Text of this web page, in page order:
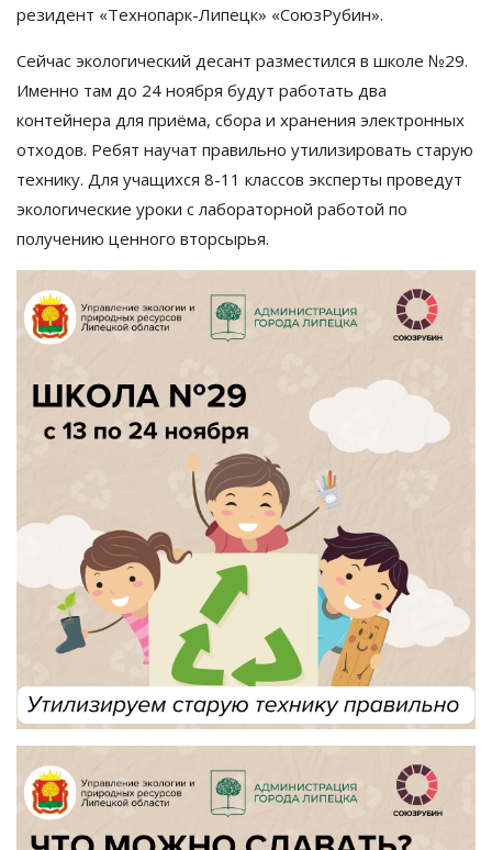
резидент «Технопарк-Липецк» «СоюзРубин».
Сейчас экологический десант разместился в школе №29.
Именно там до 24 ноября будут работать два
контейнера для приёма, сбора и хранения электронных
отходов. Ребят научат правильно утилизировать старую
технику. Для учащихся 8-11 классов эксперты проведут
экологические уроки с лабораторной работой по
получению ценного вторсырья.